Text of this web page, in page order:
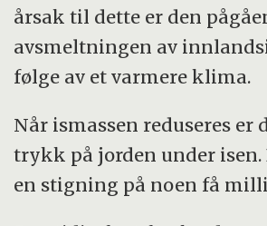
årsak til dette er den
avsmeltningen av
følge av et varmere klima.
Når ismassen reduseres er
trykk på jorden under isen.
en stigning på noen få